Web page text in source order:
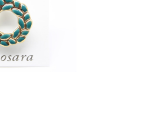
Greenリース 1
OUT